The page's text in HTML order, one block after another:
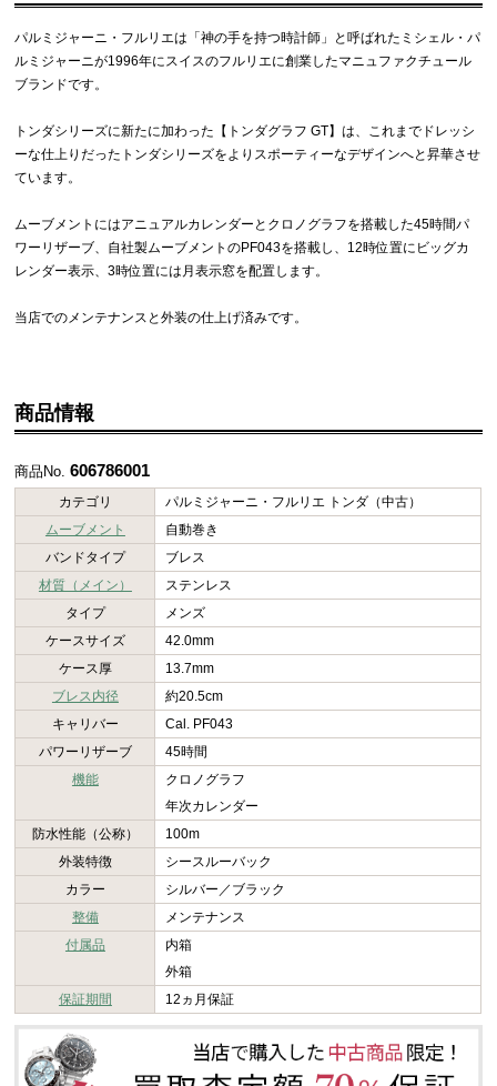
パルミジャーニ・フルリエは「神の手を持つ時計師」と呼ばれたミシェル・パ
ルミジャーニが1996年にスイスのフルリエに創業したマニュファクチュール
ブランドです。
トンダシリーズに新たに加わった【トンダグラフ GT】は、これまでドレッシ
ーな仕上りだったトンダシリーズをよりスポーティーなデザインへと昇華させ
ています。
ムーブメントにはアニュアルカレンダーとクロノグラフを搭載した45時間パ
ワーリザーブ、自社製ムーブメントのPF043を搭載し、12時位置にビッグカ
レンダー表示、3時位置には月表示窓を配置します。
当店でのメンテナンスと外装の仕上げ済みです。
商品情報
商品No.606786001
カテゴリ
パルミジャーニ・フルリエ トンダ（中古）
ムーブメント
自動巻き
バンドタイプ
ブレス
材質（メイン）
ステンレス
タイプ
メンズ
ケースサイズ
42.0mm
ケース厚
13.7mm
ブレス内径
約20.5cm
キャリバー
Cal. PF043
パワーリザーブ
45時間
機能
クロノグラフ
年次カレンダー
防水性能（公称）
100m
外装特徴
シースルーバック
カラー
シルバー／ブラック
整備
メンテナンス
付属品
内箱
外箱
保証期間
12ヵ月保証